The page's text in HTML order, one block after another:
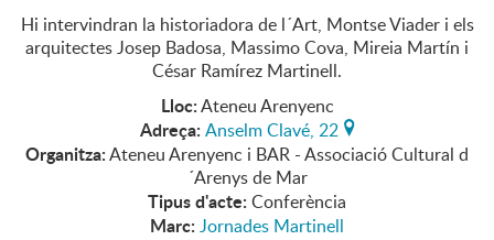
Hi intervindran la historiadora de l´Art, Montse Viader i els
arquitectes Josep Badosa, Massimo Cova, Mireia Martín i
César Ramírez Martinell.
Lloc:Ateneu Arenyenc
Adreça: Anselm Clavé, 22
Organitza:Ateneu Arenyenc i BAR - Associació Cultural d
´Arenys de Mar
Tipus d'acte: Conferència
Marc: Jornades Martinell